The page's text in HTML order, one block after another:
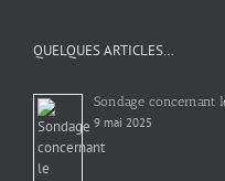
QUELQUES ARTICLES…
Sondage concernant
9 mai 2025